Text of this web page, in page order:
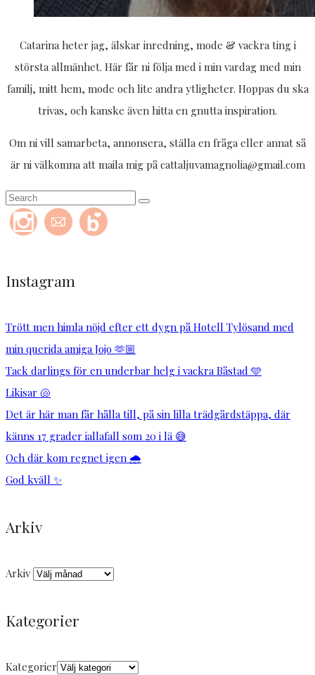
Catarina heter jag, älskar inredning, mode & vackra ting i
största allmänhet. Här får ni följa med i min vardag med min
familj, mitt hem, mode och lite andra ytligheter. Hoppas du ska
trivas, och kanske även hitta en gnutta inspiration.
Om ni vill samarbeta, annonsera, ställa en fråga eller annat så
är ni välkomna att maila mig på cattaljuvamagnolia@gmail.com
Instagram
Trött men himla nöjd efter ett dygn på Hotell Tylösand med
min querida amiga Jojo 🫶🏼
Tack darlings för en underbar helg i vackra Båstad 🩵
Likisar 🐚
Det är här man får hålla till, på sin lilla trädgårdstäppa, där
känns 17 grader iallafall som 20 i lä 😅
Och där kom regnet igen 🌧️
God kväll ✨
Arkiv
Arkiv
Kategorier
Kategorier